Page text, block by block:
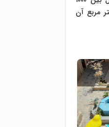
متر مربع بوده که ۵۰۰ متر مربع آن